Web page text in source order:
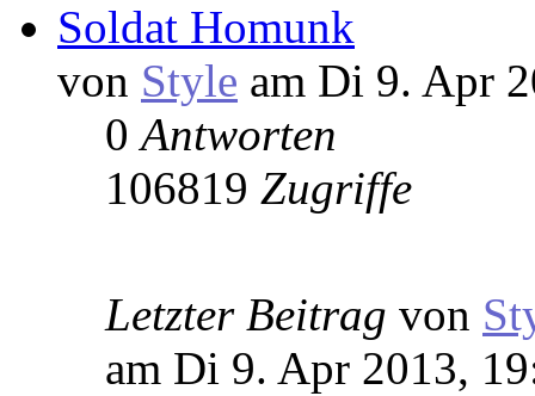
Soldat Homunk
von Style am Di 9. Apr
0Antworten
106819 Zugriffe
Letzter Beitrag von
am Di 9. Apr 2013,